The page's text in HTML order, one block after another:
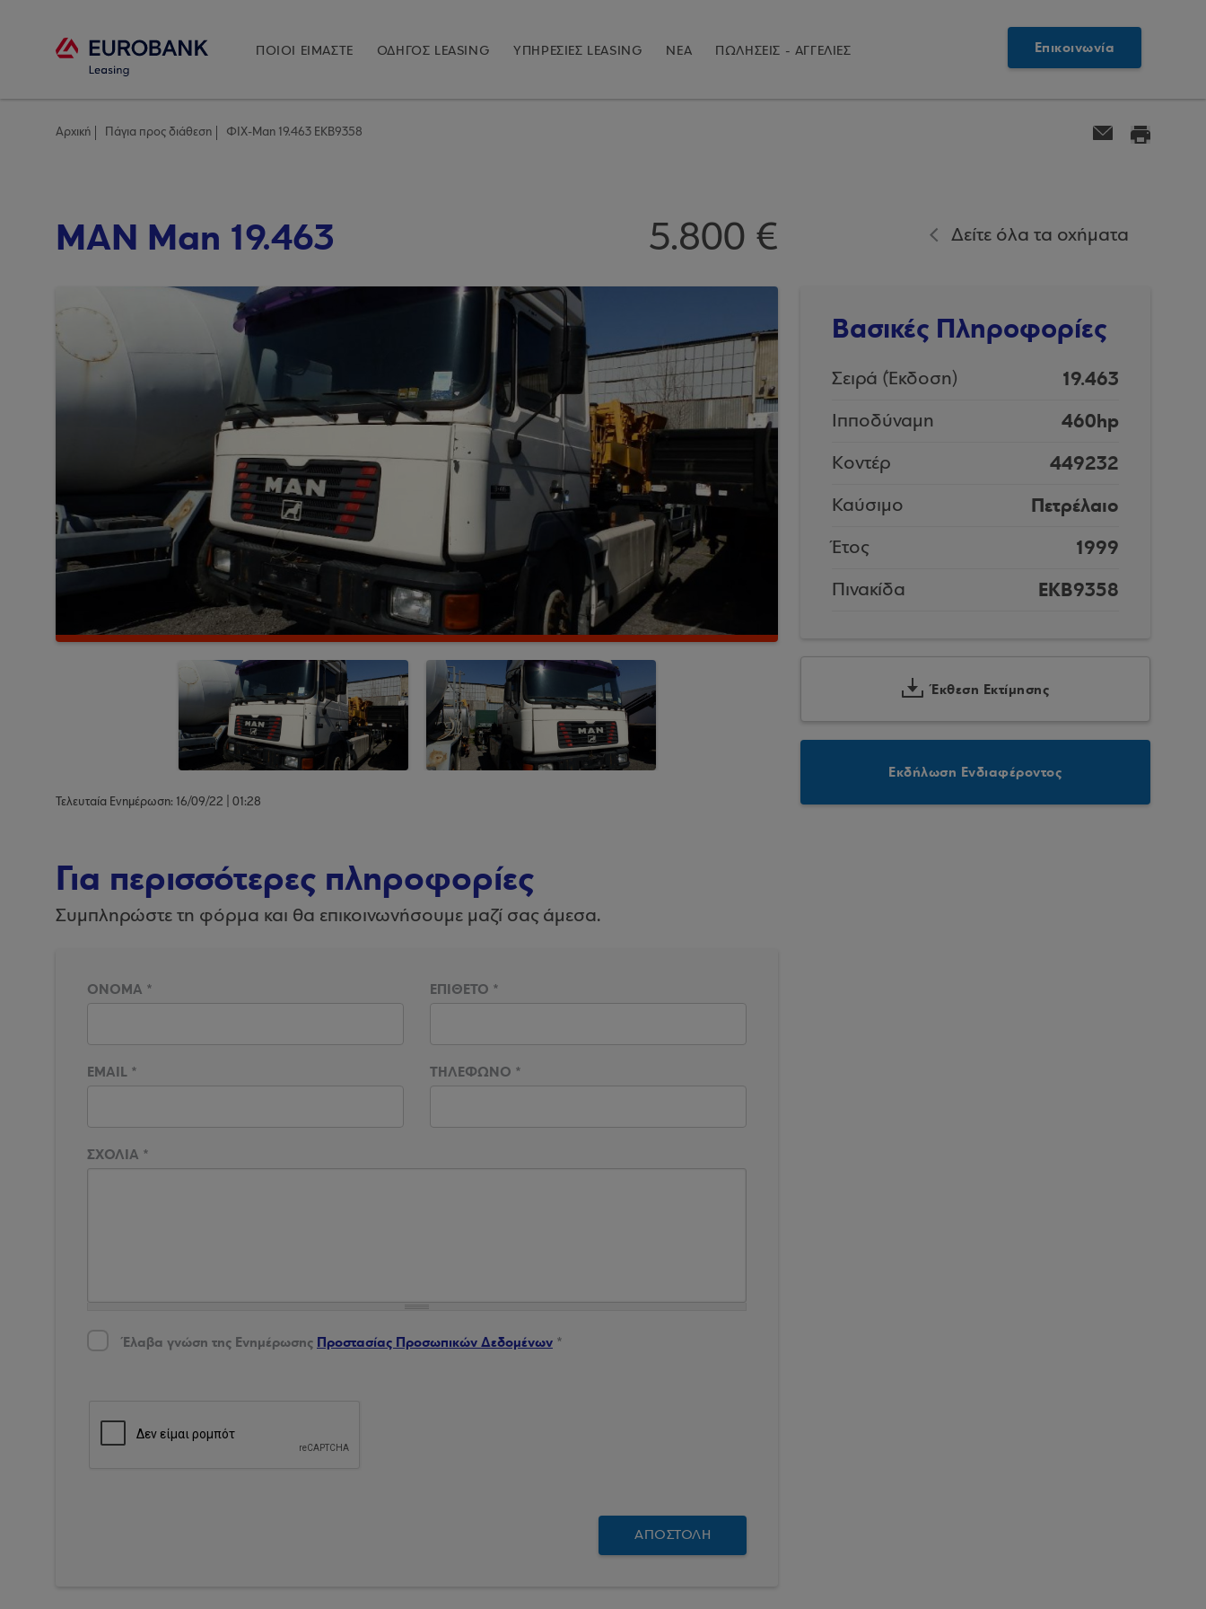
ΠΟΙΟΙ ΕΙΜΑΣΤΕ ΟΔΗΓΟΣ LEASING ΥΠΗΡΕΣΙΕΣ LEASING ΝΕΑ ΠΩΛΗΣΕΙΣ - ΑΓΓΕΛΙΕΣ Επικοινωνία
Αρχική Πάγια προς διάθεση ΦΙΧ-Man 19.463 EKB9358
MAN Man 19.463 5.800 € Δείτε όλα τα οχήματα
Τελευταία Ενημέρωση: 16/09/22 | 01:28
Βασικές Πληροφορίες
Σειρά (Έκδοση) 19.463
Ιπποδύναμη 460hp
Κοντέρ 449232
Καύσιμο Πετρέλαιο
Έτος 1999
Πινακίδα EKB9358
Έκθεση Εκτίμησης
Εκδήλωση Ενδιαφέροντος
Για περισσότερες πληροφορίες
Συμπληρώστε τη φόρμα και θα επικοινωνήσουμε μαζί σας άμεσα.
ΟΝΟΜΑ * ΕΠΙΘΕΤΟ *
EMAIL * ΤΗΛΕΦΩΝΟ *
ΣΧΟΛΙΑ *
Έλαβα γνώση της Ενημέρωσης Προστασίας Δεδομένων*
Έλαβα γνώση της Ενημέρωσης Προστασίας Προσωπικών Δεδομένων *